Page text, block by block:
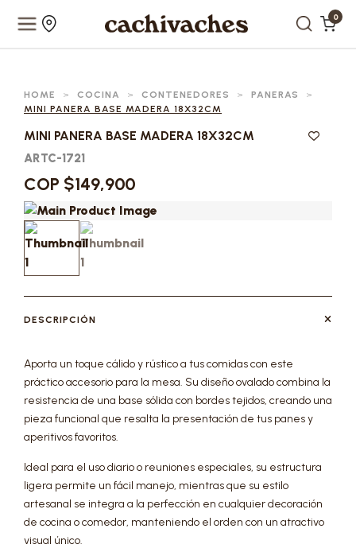
0
HOME > COCINA > CONTENEDORES > PANERAS
>
MINI PANERA BASE MADERA 18X32CM
MINI PANERA BASE MADERA 18X32CM
ARTC-1721
COP $149,900
DESCRIPCIÓN
Aporta un toque cálido y rústico a tus comidas con este
práctico accesorio para la mesa. Su diseño ovalado combina la
resistencia de una base sólida con bordes tejidos, creando una
pieza funcional que resalta la presentación de tus panes y
aperitivos favoritos.
Ideal para el uso diario o reuniones especiales, su estructura
ligera permite un fácil manejo, mientras que su estilo
artesanal se integra a la perfección en cualquier decoración
de cocina o comedor, manteniendo el orden con un atractivo
visual único.